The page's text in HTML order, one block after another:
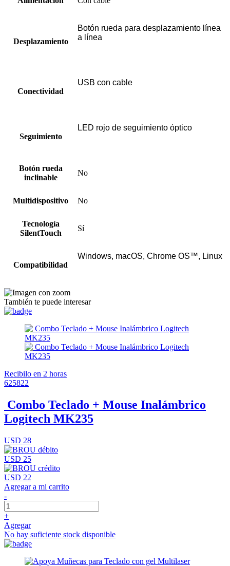
Desplazamiento
Botón rueda para desplazamiento línea
a línea
Conectividad
USB con cable
Seguimiento
LED rojo de seguimiento óptico
Botón rueda
inclinable
No
Multidispositivo No
Tecnología
SilentTouch
Sí
Compatibilidad
Windows, macOS, Chrome OS™, Linux
También te puede interesar
Recibilo en 2 horas
625822
Combo Teclado + Mouse Inalámbrico
Logitech MK235
USD 28
USD 25
USD 22
Agregar a mi carrito
-
+
Agregar
No hay suficiente stock disponible